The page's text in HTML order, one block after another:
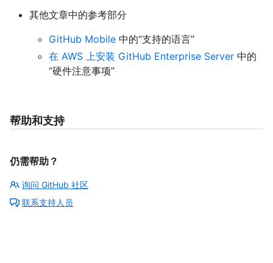
其他文章中的参考部分
GitHub Mobile 中的“支持的语言”
在 AWS 上安装 GitHub Enterprise Server 中的
“硬件注意事项”
帮助和支持
仍需帮助？
询问 GitHub 社区
联系支持人员